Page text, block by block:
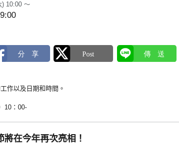
) 10:00 ～
作以及日期和時間。
10：00-
將在今年再次亮相！